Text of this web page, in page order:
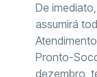
De
assumirá
Pronto-
dezembro,